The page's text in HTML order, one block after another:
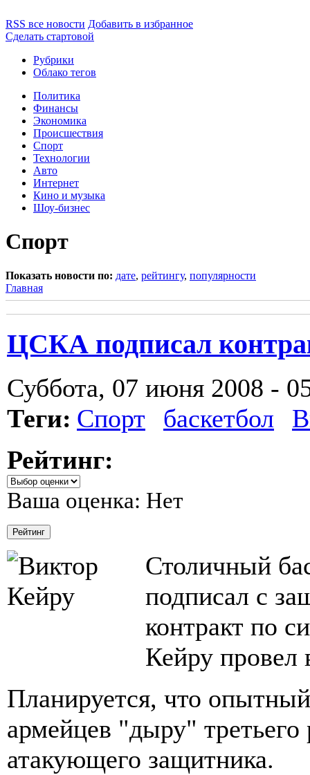
RSS все новости Добавить в избранное
Сделать стартовой
Рубрики
Облако тегов
Политика
Финансы
Экономика
Происшествия
Спорт
Технологии
Авто
Интернет
Кино и музыка
Шоу-бизнес
Спорт
Показать новости по: дате, рейтингу, популярности
Главная
ЦСКА подписал
Суббота, 07 июня 2008 -
Теги: Спорт баскетбол
Рейтинг:
Ваша оценка: Нет
Столичный
подписал с
контракт по
Кейру провел
Планируется, что
армейцев "дыру" третьего
атакующего защитника.